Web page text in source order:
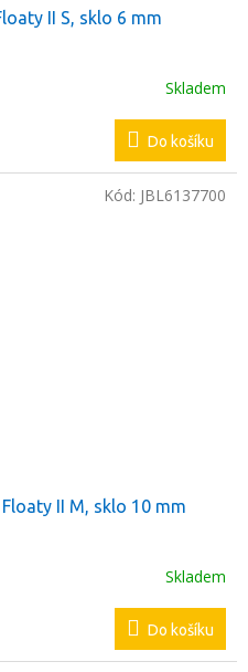
II S, sklo 6 mm
Skladem
Do košíku
II M, sklo 10 mm
Skladem
Do košíku
Kód: JBL6137700